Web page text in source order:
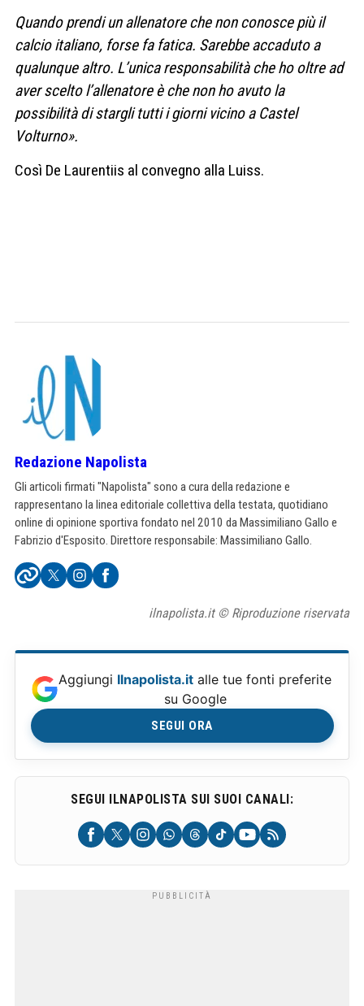
Quando prendi un allenatore che non conosce più il
calcio italiano, forse fa fatica. Sarebbe accaduto a
qualunque altro. L’unica responsabilità che ho oltre ad
aver scelto l’allenatore è che non ho avuto la
possibilità di stargli tutti i giorni vicino a Castel
Volturno».
Così De Laurentiis al convegno alla Luiss.
Redazione Napolista
Gli articoli firmati "Napolista" sono a cura della redazione e
rappresentano la linea editoriale collettiva della testata, quotidiano
online di opinione sportiva fondato nel 2010 da Massimiliano Gallo e
Fabrizio d'Esposito. Direttore responsabile: Massimiliano Gallo.
ilnapolista.it © Riproduzione riservata
Aggiungi Ilnapolista.it alle tue fonti preferite
su Google
SEGUI ORA
SEGUI ILNAPOLISTA SUI SUOI CANALI: